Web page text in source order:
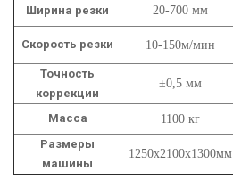
Ширина резки 20-700 мм
Скорость резки 10-150м/мин
Точность
коррекции
±0,5 мм
Масса 1100 кг
Размеры
машины
1250х2100х1300мм